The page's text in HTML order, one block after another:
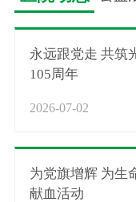
永远跟党走 共筑光明梦——庆祝中国共产党成立
105周年
2026-07-02
为党旗增辉 为生
献血活动